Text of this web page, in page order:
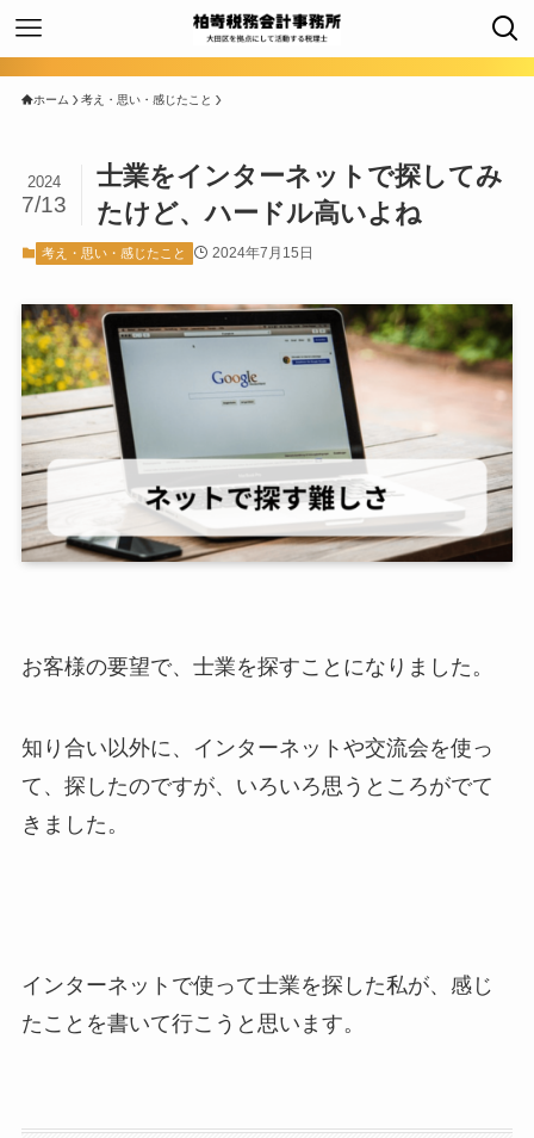
ホーム 考え・思い・感じたこと
士業をインターネットで探してみ
たけど、ハードル高いよね
2024
7/13
考え・思い・感じたこと 2024年7月15日
お客様の要望で、士業を探すことになりました。
知り合い以外に、インターネットや交流会を使っ
て、探したのですが、いろいろ思うところがでて
きました。
インターネットで使って士業を探した私が、感じ
たことを書いて行こうと思います。